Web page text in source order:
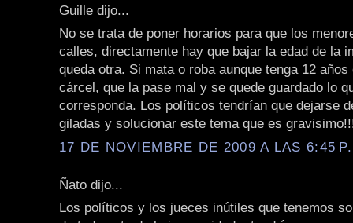
Guille dijo...
No se trata de poner horarios para que los
calles, directamente hay que bajar la edad de la
queda otra. Si mata o roba aunque tenga 12
cárcel, que la pase mal y se quede guardado lo
corresponda. Los políticos tendrían que dejarse
giladas y solucionar este tema que es
17 DE NOVIEMBRE DE 2009 A LAS 6:45
Ñato dijo...
Los políticos y los jueces inútiles que tenemos